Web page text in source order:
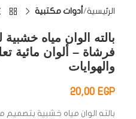
الرئيسية أدوات مكتبية
فرشاة – ألوان مائية
والهوايات
20,00 EGP
بالته الوان مياه خشبية